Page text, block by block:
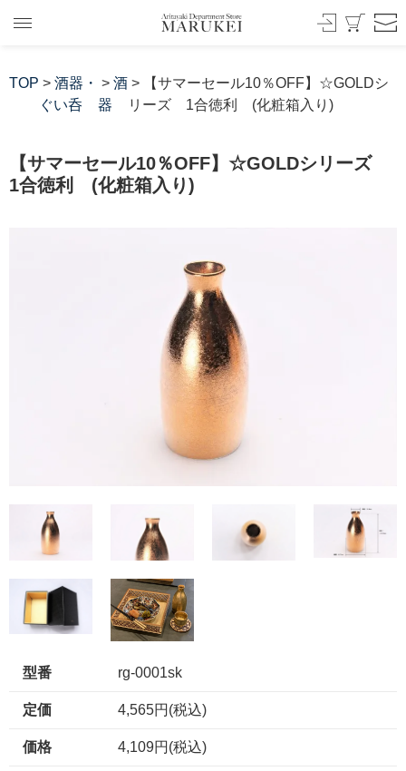
TOP > 酒器・
ぐい呑
>酒
器
> 【サマーセール10％OFF】☆GOLDシ
リーズ 1合徳利 (化粧箱入り)
【サマーセール10％OFF】☆GOLDシリーズ
1合徳利 (化粧箱入り)
型番 rg-0001sk
定価 4,565円(税込)
価格 4,109円(税込)